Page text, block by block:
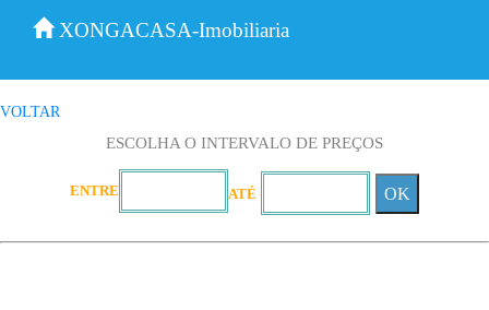
XONGACASA-Imobiliaria
VOLTAR
ESCOLHA O INTERVALO DE PREÇOS
ENTRE ATÉ OK